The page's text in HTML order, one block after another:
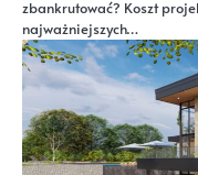
zbankrutować? Koszt
najważniejszych…